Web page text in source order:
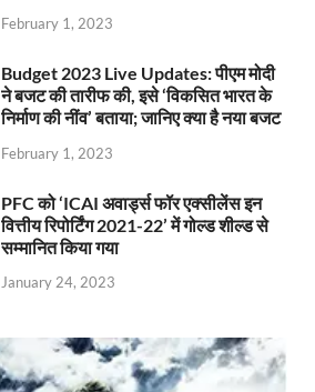
February 1, 2023
Budget 2023 Live Updates: पीएम मोदी
ने बजट की तारीफ की, इसे ‘विकसित भारत के
निर्माण की नींव’ बताया; जानिए क्या है नया बजट
February 1, 2023
PFC को ‘ICAI अवार्ड्स फॉर एक्सीलेंस इन
वित्तीय रिपोर्टिंग 2021-22’ में गोल्ड शील्ड से
सम्मानित किया गया
January 24, 2023